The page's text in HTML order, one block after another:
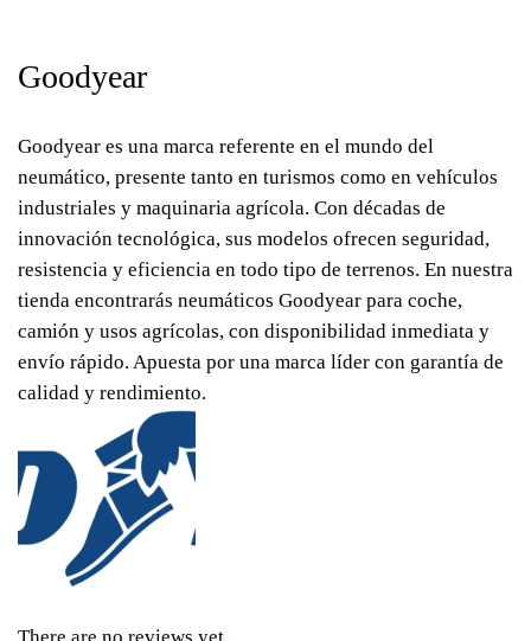
Goodyear
Goodyear es una marca referente en el mundo del
neumático, presente tanto en turismos como en vehículos
industriales y maquinaria agrícola. Con décadas de
innovación tecnológica, sus modelos ofrecen seguridad,
resistencia y eficiencia en todo tipo de terrenos. En nuestra
tienda encontrarás neumáticos Goodyear para coche,
camión y usos agrícolas, con disponibilidad inmediata y
envío rápido. Apuesta por una marca líder con garantía de
calidad y rendimiento.
There are no reviews yet.